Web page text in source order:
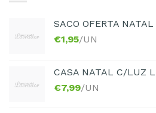
SACO OFERTA
€1,95/UN
CASA NATAL C/LUZ
€7,99/UN